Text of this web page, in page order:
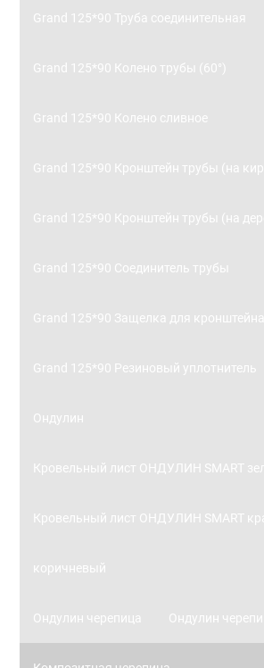
Grand 125*90 Труба соединительная
Grand 125*90 Колено трубы (60°)
Grand 125*90 Колено сливное
Grand 125*90 Кронштейн трубы (на
Grand 125*90 Кронштейн трубы (на
Grand 125*90 Соединитель трубы
Grand 125*90 Защелка для кронштейна
Grand 125*90 Резиновый уплотнитель
Ондулин
Кровельный лист ОНДУЛИН SMART
Кровельный лист ОНДУЛИН SMART
коричневый
Ондулин черепица Ондулин